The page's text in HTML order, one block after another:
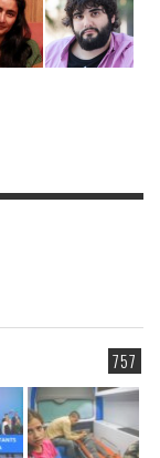
757